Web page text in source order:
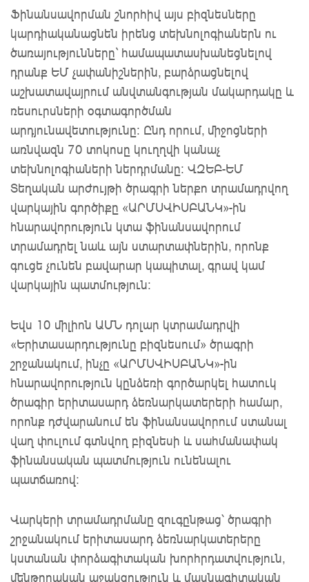
Ֆինանսավորման շնորհիվ այս բիզնեսները
կարդիականացնեն իրենց տեխնոլոգիաներն ու
ծառայությունները` համապատասխանեցնելով
դրանք ԵՄ չափանիշներին, բարձրացնելով
աշխատավայրում անվտանգության մակարդակը և
ռեսուրսների օգտագործման
արդյունավետությունը: Ընդ որում, միջոցների
առնվազն 70 տոկոսը կուղղվի կանաչ
տեխնոլոգիաների ներդրմանը: ՎԶԵԲ-ԵՄ
Տեղական արժույթի ծրագրի ներքո տրամադրվող
վարկային գործիքը «ԱՐՄՍՎԻՍԲԱՆԿ»-ին
հնարավորություն կտա ֆինանսավորում
տրամադրել նաև այն ստարտափներին, որոնք
գուցե չունեն բավարար կապիտալ, գրավ կամ
վարկային պատմություն:
Եվս 10 միլիոն ԱՄՆ դոլար կտրամադրվի
«Երիտասարդությունը բիզնեսում» ծրագրի
շրջանակում, ինչը «ԱՐՄՍՎԻՍԲԱՆԿ»-ին
հնարավորություն կընձեռի գործարկել հատուկ
ծրագիր երիտասարդ ձեռնարկատերերի համար,
որոնք դժվարանում են ֆինանսավորում ստանալ
վաղ փուլում գտնվող բիզնեսի և սահմանափակ
ֆինանսական պատմություն ունենալու
պատճառով։
Վարկերի տրամադրմանը զուգընթաց՝ ծրագրի
շրջանակում երիտասարդ ձեռնարկատերերը
կստանան փորձագիտական խորհրդատվություն,
մենթորական աջակցություն և մասնագիտական